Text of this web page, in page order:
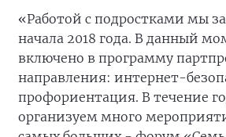
«Работой с подростками мы
начала 2018 года. В данный
включено в программу
направления: интернет-
профориентация. В течение
организуем много